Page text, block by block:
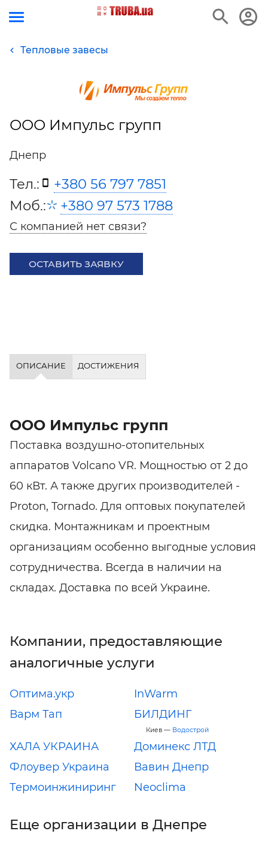
Тепловые завесы
ООО Импульс групп
Днепр
Тел.:
+380 56 797 7851
Моб.:
+380 97 573 1788
С компанией нет связи?
ОСТАВИТЬ ЗАЯВКУ
ОПИСАНИЕ ДОСТИЖЕНИЯ
ООО Импульс групп
Поставка воздушно-отопительных
аппаратов Volcano VR. Мощностью от 2 до
60 кВт. А также других производителей -
Proton, Tornado. Для оптовых покупателей
скидка. Монтажникам и проектным
организациям особенно выгодные условия
сотрудничества. Всегда в наличии на
складах. Доставка по всей Украине.
Компании, предоставляющие
аналогичные услуги
Оптима.укр
InWarm
Варм Тап
БИЛДИНГ
Киев — Водострой
ХАЛА УКРАИНА
Доминекс ЛТД
Флоувер Украина
Вавин Днепр
Термоинжиниринг
Neoclima
Еще организации в Днепре